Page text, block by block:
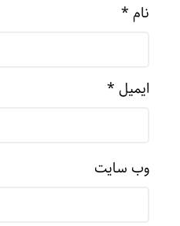
نام *
ایمیل *
وب‌ سایت